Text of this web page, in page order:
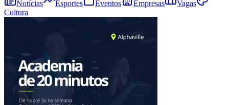
Notícias Esportes Eventos Empresas
Vagas
Cultura